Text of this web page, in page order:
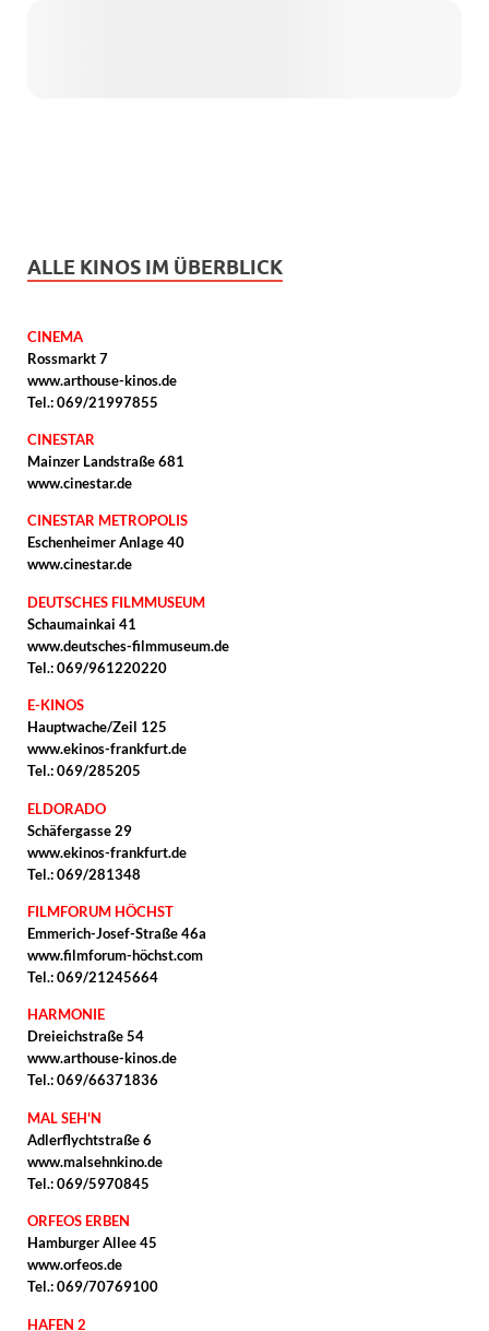
ALLE KINOS IM ÜBERBLICK
CINEMA
Rossmarkt 7
www.arthouse-kinos.de
Tel.: 069/21997855
CINESTAR
Mainzer Landstraße 681
www.cinestar.de
CINESTAR METROPOLIS
Eschenheimer Anlage 40
www.cinestar.de
DEUTSCHES FILMMUSEUM
Schaumainkai 41
www.deutsches-filmmuseum.de
Tel.: 069/961220220
E-KINOS
Hauptwache/Zeil 125
www.ekinos-frankfurt.de
Tel.: 069/285205
ELDORADO
Schäfergasse 29
www.ekinos-frankfurt.de
Tel.: 069/281348
FILMFORUM HÖCHST
Emmerich-Josef-Straße 46a
www.filmforum-höchst.com
Tel.: 069/21245664
HARMONIE
Dreieichstraße 54
www.arthouse-kinos.de
Tel.: 069/66371836
MAL SEH'N
Adlerflychtstraße 6
www.malsehnkino.de
Tel.: 069/5970845
ORFEOS ERBEN
Hamburger Allee 45
www.orfeos.de
Tel.: 069/70769100
HAFEN 2